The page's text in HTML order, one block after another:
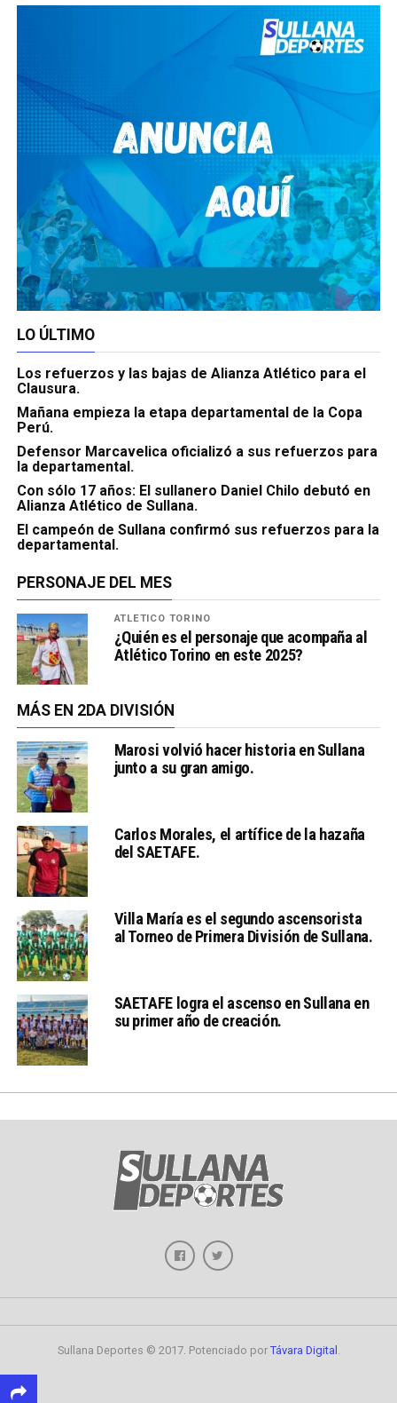
LO ÚLTIMO
Los refuerzos y las bajas de Alianza Atlético para el
Clausura.
Mañana empieza la etapa departamental de la Copa
Perú.
Defensor Marcavelica oficializó a sus refuerzos para
la departamental.
Con sólo 17 años: El sullanero Daniel Chilo debutó en
Alianza Atlético de Sullana.
El campeón de Sullana confirmó sus refuerzos para la
departamental.
PERSONAJE DEL MES
ATLÉTICO TORINO
¿Quién es el personaje que acompaña al
Atlético Torino en este 2025?
MÁS EN 2DA DIVISIÓN
Marosi volvió hacer historia en Sullana
junto a su gran amigo.
Carlos Morales, el artífice de la hazaña
del SAETAFE.
Villa María es el segundo ascensorista
al Torneo de Primera División de Sullana.
SAETAFE logra el ascenso en Sullana en
su primer año de creación.
Sullana Deportes © 2017. Potenciado por Távara Digital .